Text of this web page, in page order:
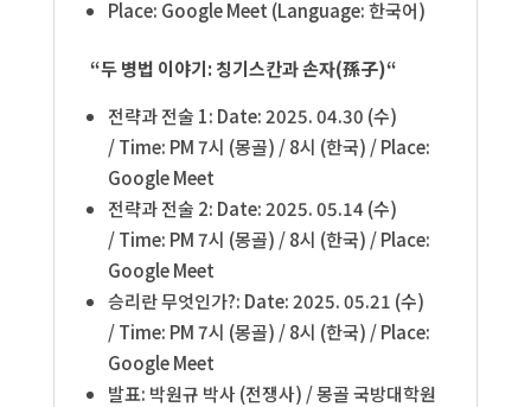
Place: Google Meet (Language: 한국어)
“두 병법 이야기: 칭기스칸과 손자(孫子)“
전략과 전술 1: Date: 2025. 04.30 (수)
/ Time: PM 7시 (몽골) / 8시 (한국) / Place:
Google Meet
전략과 전술 2: Date: 2025. 05.14 (수)
/ Time: PM 7시 (몽골) / 8시 (한국) / Place:
Google Meet
승리란 무엇인가?: Date: 2025. 05.21 (수)
/ Time: PM 7시 (몽골) / 8시 (한국) / Place:
Google Meet
발표: 박원규 박사 (전쟁사) / 몽골 국방대학원